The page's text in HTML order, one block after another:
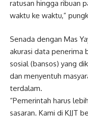
ratusan hingga ribuan
waktu ke waktu,”
Senada dengan Mas
akurasi data penerima
sosial (bansos) yang
dan menyentuh
terdalam.
“Pemerintah harus
sasaran. Kami di KJJT